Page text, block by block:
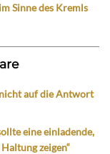
Sinne des Kremls
auf die Antwort
eine einladende,
zeigen“